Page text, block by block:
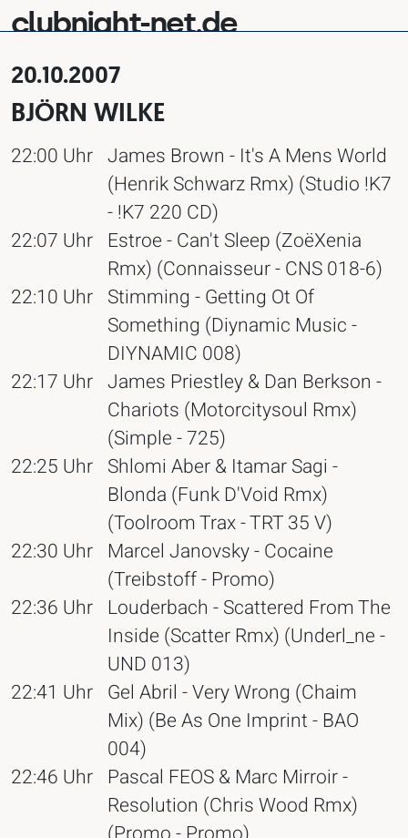
clubnight-net.de
20.10.2007
BJÖRN WILKE
22:00 Uhr James Brown - It's A Mens World
(Henrik Schwarz Rmx) (Studio !K7
- !K7 220 CD)
22:07 Uhr Estroe - Can't Sleep (ZoëXenia
Rmx) (Connaisseur - CNS 018-6)
22:10 Uhr Stimming - Getting Ot Of
Something (Diynamic Music -
DIYNAMIC 008)
22:17 Uhr James Priestley & Dan Berkson -
Chariots (Motorcitysoul Rmx)
(Simple - 725)
22:25 Uhr Shlomi Aber & Itamar Sagi -
Blonda (Funk D'Void Rmx)
(Toolroom Trax - TRT 35 V)
22:30 Uhr Marcel Janovsky - Cocaine
(Treibstoff - Promo)
22:36 Uhr Louderbach - Scattered From The
Inside (Scatter Rmx) (Underl_ne -
UND 013)
22:41 Uhr Gel Abril - Very Wrong (Chaim
Mix) (Be As One Imprint - BAO
004)
22:46 Uhr Pascal FEOS & Marc Mirroir -
Resolution (Chris Wood Rmx)